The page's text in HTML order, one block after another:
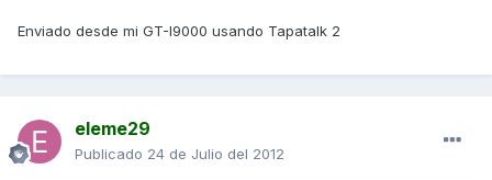
Enviado desde mi GT-I9000 usando Tapatalk 2
eleme29
Publicado 24 de Julio del 2012